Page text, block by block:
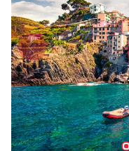
Bus mieten
Service
Kontakt